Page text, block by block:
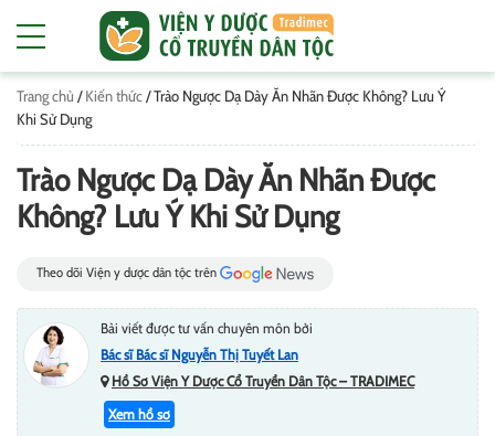
Trang chủ /Kiến thức/Trào Ngược Dạ Dày Ăn Nhãn Được Không? Lưu Ý
Khi Sử Dụng
Trào Ngược Dạ Dày Ăn Nhãn Được
Không? Lưu Ý Khi Sử Dụng
Theo dõi Viện y dược dân tộc trên
Bài viết được tư vấn chuyên môn bởi
Bác sĩ Bác sĩ Nguyễn Thị Tuyết Lan
Hồ Sơ Viện Y Dược Cổ Truyền Dân Tộc – TRADIMEC
Xem hồ sơ